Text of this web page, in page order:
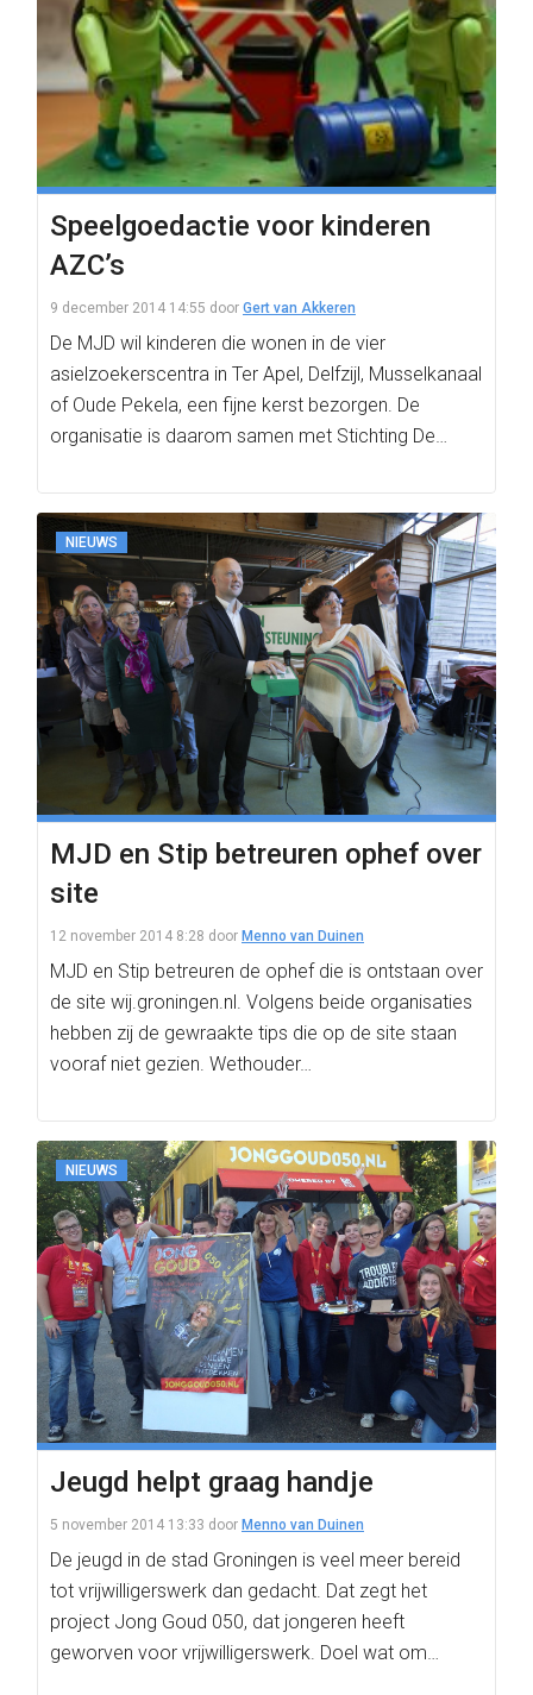
Speelgoedactie voor kinderen
AZC’s
9 december 2014 14:55 door Gert van Akkeren
De MJD wil kinderen die wonen in de vier
asielzoekerscentra in Ter Apel, Delfzijl, Musselkanaal
of Oude Pekela, een fijne kerst bezorgen. De
organisatie is daarom samen met Stichting De…
NIEUWS
MJD en Stip betreuren ophef over
site
12 november 2014 8:28 door Menno van Duinen
MJD en Stip betreuren de ophef die is ontstaan over
de site wij.groningen.nl. Volgens beide organisaties
hebben zij de gewraakte tips die op de site staan
vooraf niet gezien. Wethouder…
NIEUWS
Jeugd helpt graag handje
5 november 2014 13:33 door Menno van Duinen
De jeugd in de stad Groningen is veel meer bereid
tot vrijwilligerswerk dan gedacht. Dat zegt het
project Jong Goud 050, dat jongeren heeft
geworven voor vrijwilligerswerk. Doel wat om…